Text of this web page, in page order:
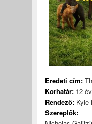
Eredeti cím:
Korhatár: 12
Rendező: Kyle
Szereplők: